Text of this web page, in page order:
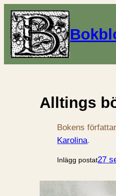
Alltings
Bokens
Karolina.
Inlägg postat27